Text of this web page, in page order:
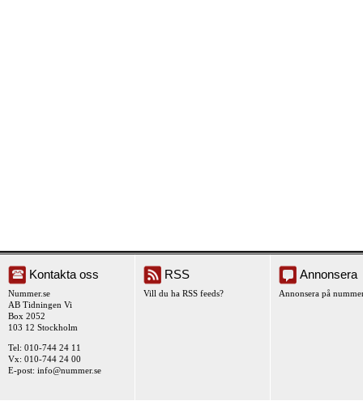
Kontakta oss
Nummer.se
AB Tidningen Vi
Box 2052
103 12 Stockholm
Tel: 010-744 24 11
Vx: 010-744 24 00
E-post: info@nummer.se
RSS
Vill du ha RSS feeds?
Annonsera
Annonsera på